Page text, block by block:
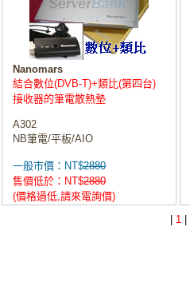
Nanomars
結合數位(DVB-T)+類比(第四台)
接收器的筆電散熱墊
A302
NB筆電/平板/AIO
一般市價：NT$2880
售價低於：NT$2880
(價格過低,請來電詢價)
1|